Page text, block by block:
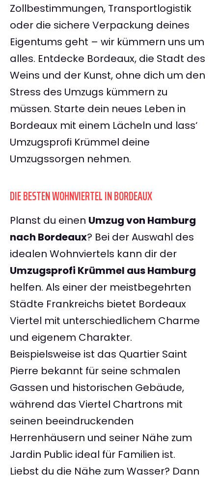
Zollbestimmungen, Transportlogistik
oder die sichere Verpackung deines
Eigentums geht – wir kümmern uns um
alles. Entdecke Bordeaux, die Stadt des
Weins und der Kunst, ohne dich um den
Stress des Umzugs kümmern zu
müssen. Starte dein neues Leben in
Bordeaux mit einem Lächeln und lass‘
Umzugsprofi Krümmel deine
Umzugssorgen nehmen.
DIE BESTEN WOHNVIERTEL IN BORDEAUX
Planst du einen Umzug von Hamburg
nach Bordeaux? Bei der Auswahl des
idealen Wohnviertels kann dir der
Umzugsprofi Krümmel aus Hamburg
helfen. Als einer der meistbegehrten
Städte Frankreichs bietet Bordeaux
Viertel mit unterschiedlichem Charme
und eigenem Charakter.
Beispielsweise ist das Quartier Saint
Pierre bekannt für seine schmalen
Gassen und historischen Gebäude,
während das Viertel Chartrons mit
seinen beeindruckenden
Herrenhäusern und seiner Nähe zum
Jardin Public ideal für Familien ist.
Liebst du die Nähe zum Wasser? Dann